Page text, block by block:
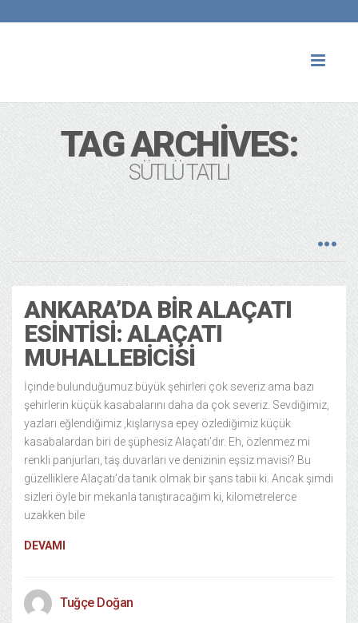
TAG ARCHIVES:
SÜTLÜ TATLI
ANKARA’DA BIR ALAÇATI
ESINTISI: ALAÇATI
MUHALLEBICISI
İçinde bulunduğumuz büyük şehirleri çok severiz ama bazı
şehirlerin küçük kasabalarını daha da çok severiz. Sevdiğimiz,
yazları eğlendiğimiz ,kışlarıysa epey özlediğimiz küçük
kasabalardan biri de şüphesiz Alaçatı’dır. Eh, özlenmez mi
renkli panjurları, taş duvarları ve denizinin eşsiz mavisi? Bu
güzelliklere Alaçatı’da tanık olmak bir şans tabii ki. Ancak şimdi
sizleri öyle bir mekanla tanıştıracağım ki, kilometrelerce
uzakken bile
DEVAMI
Tuğçe Doğan